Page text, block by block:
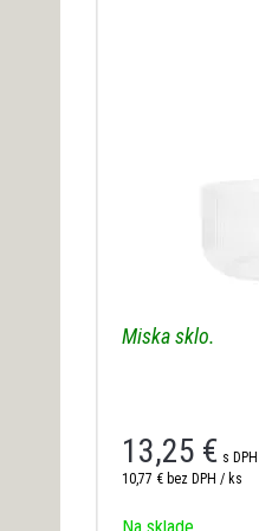
Miska sklo.
13,25 € s
10,77 € bez DPH / ks